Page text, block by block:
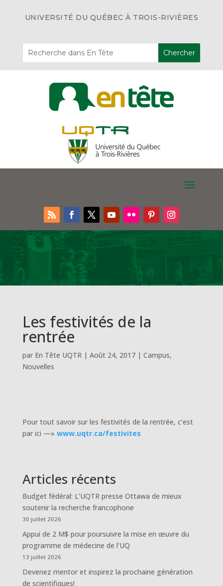
UNIVERSITÉ DU QUÉBEC À TROIS-RIVIÈRES
Les festivités de la
rentrée
par En Tête UQTR| Août 24, 2017| Campus,
Nouvelles
Pour tout savoir sur les festivités de la rentrée, c’est
par ici —» www.uqtr.ca/festivites
Articles récents
Budget fédéral: L’UQTR presse Ottawa de mieux
soutenir la recherche francophone
30 juillet 2026
Appui de 2 M$ pour poursuivre la mise en œuvre du
programme de médecine de l’UQ
13 juillet 2026
Devenez mentor et inspirez la prochaine génération
de scientifiques!